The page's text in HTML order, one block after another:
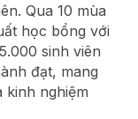
Qua 10 mùa
học bổng với
sinh viên
đạt, mang
kinh nghiệm